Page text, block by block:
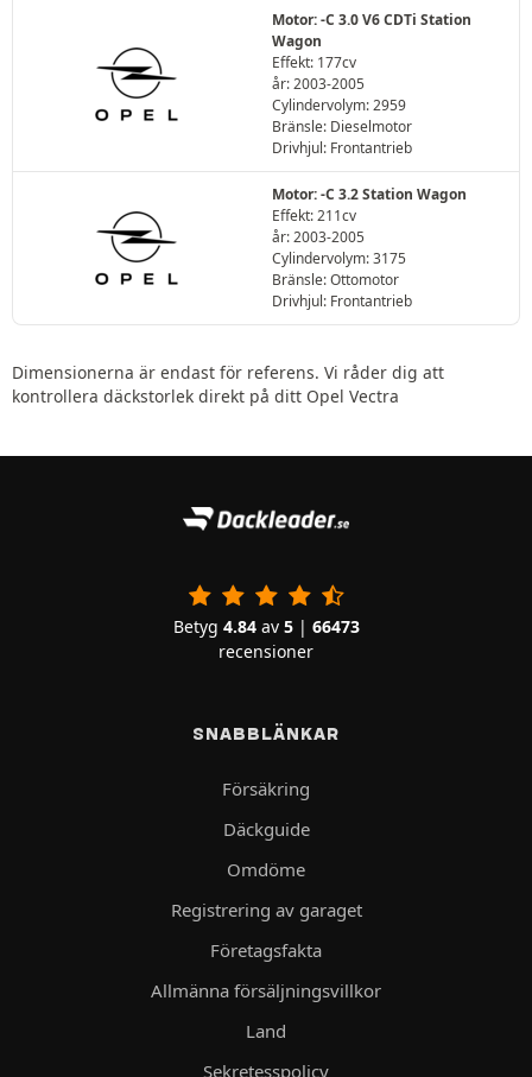
Motor: -C 3.0 V6 CDTi Station
Wagon
Effekt: 177cv
år: 2003-2005
Cylindervolym: 2959
Bränsle: Dieselmotor
Drivhjul: Frontantrieb
Motor: -C 3.2 Station Wagon
Effekt: 211cv
år: 2003-2005
Cylindervolym: 3175
Bränsle: Ottomotor
Drivhjul: Frontantrieb
Dimensionerna är endast för referens. Vi råder dig att
kontrollera däckstorlek direkt på ditt Opel Vectra
Betyg 4.84av 5| 66473
recensioner
SNABBLÄNKAR
Försäkring
Däckguide
Omdöme
Registrering av garaget
Företagsfakta
Allmänna försäljningsvillkor
Land
Sekretesspolicy